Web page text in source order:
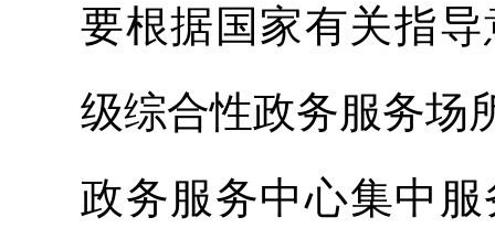
要根据国家有关指
级综合性政务服务场
政务服务中心集中